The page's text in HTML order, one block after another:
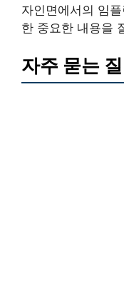
자인면에서의 임
한 중요한 내용을
자주 묻는